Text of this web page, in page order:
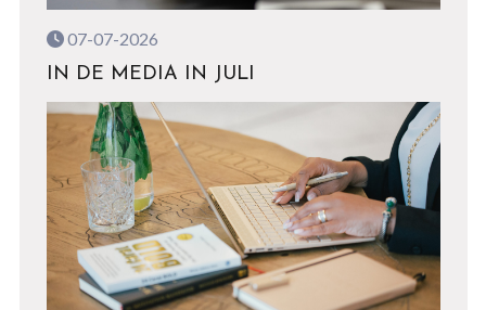
07-07-2026
IN DE MEDIA IN JULI